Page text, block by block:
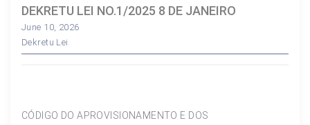
DEKRETU LEI NO.1/2025 8 DE JANEIRO
June 10, 2026
Dekretu Lei
CÓDIGO DO APROVISIONAMENTO E DOS